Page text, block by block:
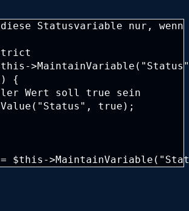
Statusvariable nur,
{
Wert soll true sein
true);
$this-